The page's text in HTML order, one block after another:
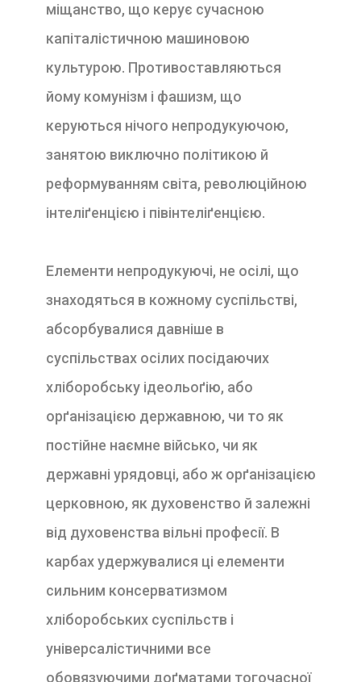
міщанство, що керує сучасною
капіталістичною машиновою
культурою. Противоставляються
йому комунізм і фашизм, що
керуються нічого непродукуючою,
занятою виключно політикою й
реформуванням світа, революційною
інтеліґенцією і півінтеліґенцією.
Елементи непродукуючі, не осілі, що
знаходяться в кожному суспільстві,
абсорбувалися давніше в
суспільствах осілих посідаючих
хліборобську ідеольоґію, або
орґанізацією державною, чи то як
постійне наємне військо, чи як
державні урядовці, або ж орґанізацією
церковною, як духовенство й залежні
від духовенства вільні професії. В
карбах удержувалися ці елементи
сильним консерватизмом
хліборобських суспільств і
універсалістичними все
обовязуючими доґматами тогочасної